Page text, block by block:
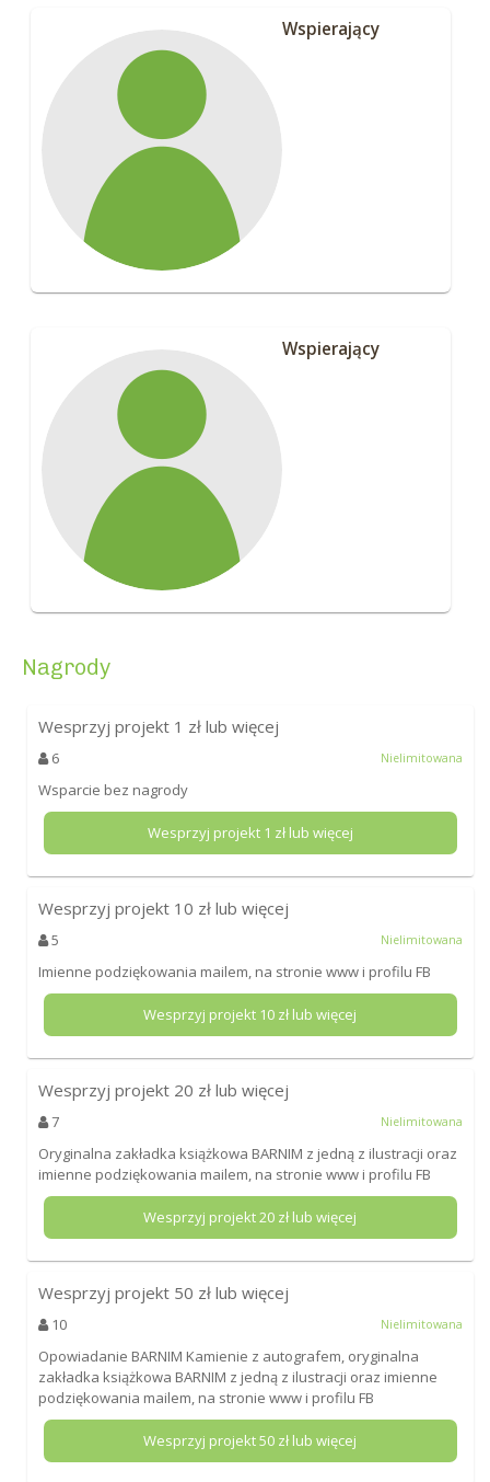
Wspierający
Wspierający
Nagrody
Wesprzyj projekt 1 zł lub więcej
6 Nielimitowana
Wsparcie bez nagrody
Wesprzyj projekt 1 zł lub więcej
Wesprzyj projekt 10 zł lub więcej
5 Nielimitowana
Imienne podziękowania mailem, na stronie www i profilu FB
Wesprzyj projekt 10 zł lub więcej
Wesprzyj projekt 20 zł lub więcej
7 Nielimitowana
Oryginalna zakładka książkowa BARNIM z jedną z ilustracji oraz
imienne podziękowania mailem, na stronie www i profilu FB
Wesprzyj projekt20 zł lub więcej
Wesprzyj projekt 50 zł lub więcej
10 Nielimitowana
Opowiadanie BARNIM Kamienie z autografem, oryginalna
zakładka książkowa BARNIM z jedną z ilustracji oraz imienne
podziękowania mailem, na stronie www i profilu FB
Wesprzyj projekt50 zł lub więcej